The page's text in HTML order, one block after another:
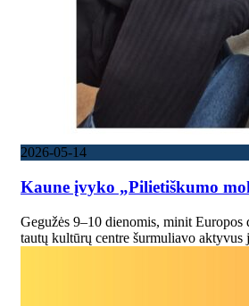
2026-05-14
Kaune įvyko „Pilietiškumo
Gegužės 9–10 dienomis, minit
tautų kultūrų centre šurmuliavo aktyvus